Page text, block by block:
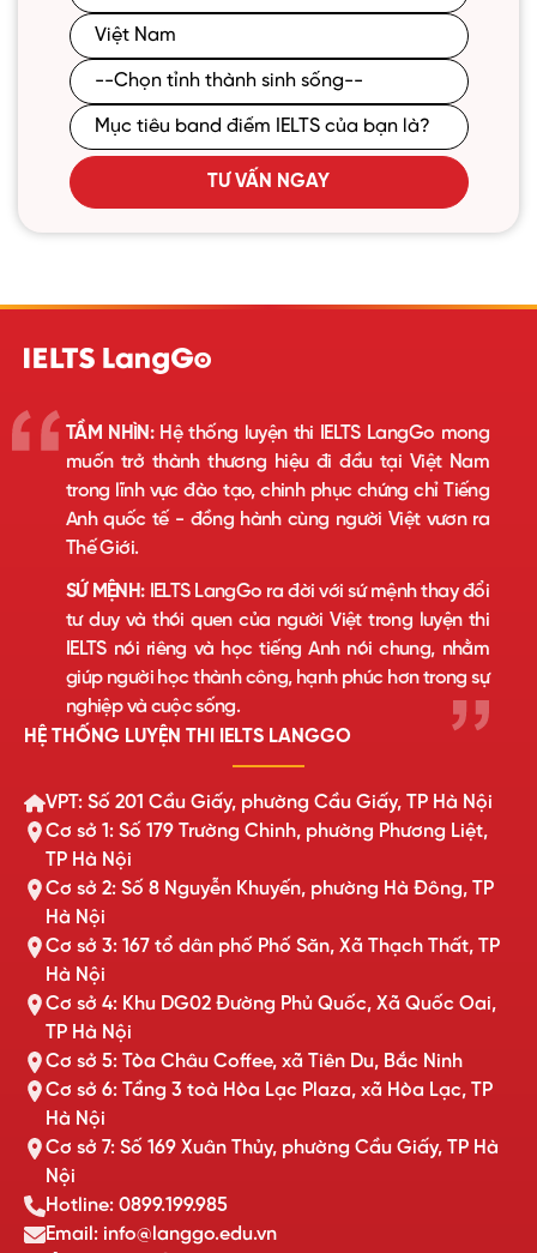
TƯ VẤN NGAY
TẦM NHÌN:Hệ thống luyện thi IELTS LangGo mong
muốn trở thành thương hiệu đi đầu tại Việt Nam
trong lĩnh vực đào tạo, chinh phục chứng chỉ Tiếng
Anh quốc tế - đồng hành cùng người Việt vươn ra
Thế Giới.
SỨ MỆNH:IELTS LangGo ra đời với sứ mệnh thay đổi
tư duy và thói quen của người Việt trong luyện thi
IELTS nói riêng và học tiếng Anh nói chung, nhằm
giúp người học thành công, hạnh phúc hơn trong sự
nghiệp và cuộc sống.
HỆ THỐNG LUYỆN THI IELTS LANGGO
VPT: Số 201 Cầu Giấy, phường Cầu Giấy, TP Hà Nội
Cơ sở 1: Số 179 Trường Chinh, phường Phương Liệt,
TP Hà Nội
Cơ sở 2: Số 8 Nguyễn Khuyến, phường Hà Đông, TP
Hà Nội
Cơ sở 3: 167 tổ dân phố Phố Săn, Xã Thạch Thất, TP
Hà Nội
Cơ sở 4: Khu DG02 Đường Phủ Quốc, Xã Quốc Oai,
TP Hà Nội
Cơ sở 5: Tòa Châu Coffee, xã Tiên Du, Bắc Ninh
Cơ sở 6: Tầng 3 toà Hòa Lạc Plaza, xã Hòa Lạc, TP
Hà Nội
Cơ sở 7: Số 169 Xuân Thủy, phường Cầu Giấy, TP Hà
Nội
Hotline: 0899.199.985
Email: info@langgo.edu.vn